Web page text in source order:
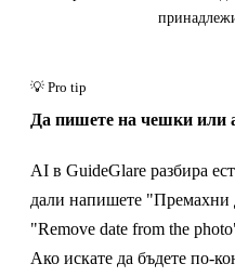
Да пишете на чешки или
AI в GuideGlare разбира
дали напишете "Премахни
"Remove date from the
Ако искате да бъдете по-